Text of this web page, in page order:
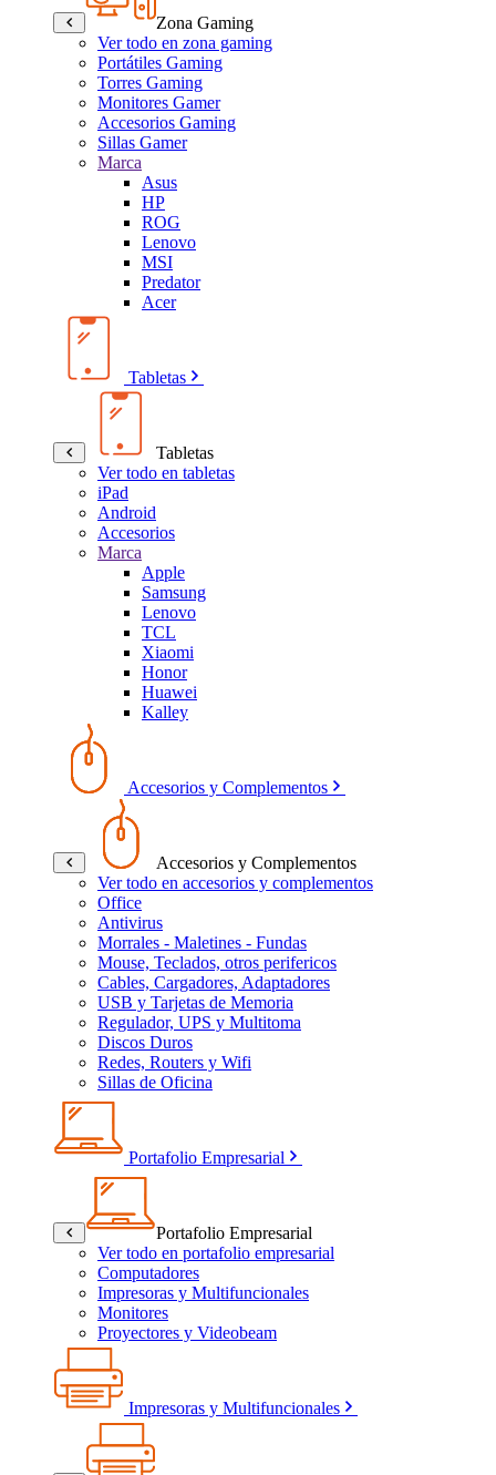
Zona Gaming
Ver todo en zona gaming
Portátiles Gaming
Torres Gaming
Monitores Gamer
Accesorios Gaming
Sillas Gamer
Marca
Asus
HP
ROG
Lenovo
MSI
Predator
Acer
Tabletas
Tabletas
Ver todo en tabletas
iPad
Android
Accesorios
Marca
Apple
Samsung
Lenovo
TCL
Xiaomi
Honor
Huawei
Kalley
Accesorios y Complementos
Accesorios y Complementos
Ver todo en accesorios y complementos
Office
Antivirus
Morrales - Maletines - Fundas
Mouse, Teclados, otros perifericos
Cables, Cargadores, Adaptadores
USB y Tarjetas de Memoria
Regulador, UPS y Multitoma
Discos Duros
Redes, Routers y Wifi
Sillas de Oficina
Portafolio Empresarial
Portafolio Empresarial
Ver todo en portafolio empresarial
Computadores
Impresoras y Multifuncionales
Monitores
Proyectores y Videobeam
Impresoras y Multifuncionales